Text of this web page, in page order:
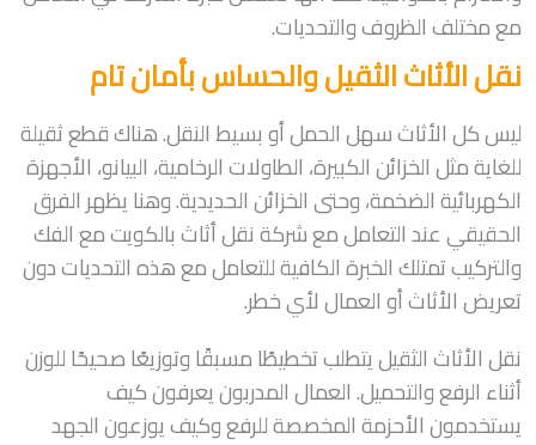
مع مختلف الظروف والتحديات.
نقل الأثاث الثقيل والحساس بأمان تام
ليس كل الأثاث سهل الحمل أو بسيط النقل. هناك قطع ثقيلة
للغاية مثل الخزائن الكبيرة، الطاولات الرخامية، البيانو، الأجهزة
الكهربائية الضخمة، وحتى الخزائن الحديدية. وهنا يظهر الفرق
الحقيقي عند التعامل مع شركة نقل أثاث بالكويت مع الفك
والتركيب تمتلك الخبرة الكافية للتعامل مع هذه التحديات دون
تعريض الأثاث أو العمال لأي خطر.
نقل الأثاث الثقيل يتطلب تخطيطًا مسبقًا وتوزيعًا صحيحًا للوزن
أثناء الرفع والتحميل. العمال المدربون يعرفون كيف
يستخدمون الأحزمة المخصصة للرفع وكيف يوزعون الجهد